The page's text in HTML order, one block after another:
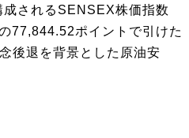
されるSENSEX株価指数
77,844.52ポイントで引けた
後退を背景とした原油安